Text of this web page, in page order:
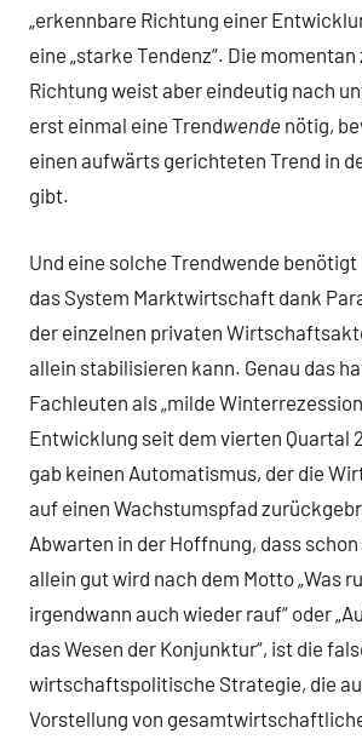
„erkennbare Richtung einer
eine „starke Tendenz“. Die
Richtung weist aber eindeutig nach
erst einmal eine Trendwende nötig,
einen aufwärts gerichteten Trend in
gibt.
Und eine solche Trendwende
das System Marktwirtschaft dank
der einzelnen privaten
allein stabilisieren kann. Genau das
Fachleuten als „milde
Entwicklung seit dem vierten Quartal
gab keinen Automatismus, der die
auf einen Wachstumspfad
Abwarten in der Hoffnung, dass
allein gut wird nach dem Motto „Was
irgendwann auch wieder rauf“ oder
das Wesen der Konjunktur“, ist die
wirtschaftspolitische Strategie, die
Vorstellung von